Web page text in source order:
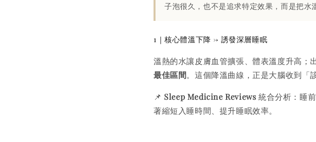
子泡很久，也不是追求特定效果，而是把水
1｜核心體溫下降 → 誘發深層睡眠
溫熱的水讓皮膚血管擴張、體表溫度升高；
最佳區間。這個降溫曲線，正是大腦收到「
📌 Sleep Medicine Reviews 統合分析：睡
著縮短入睡時間、提升睡眠效率。